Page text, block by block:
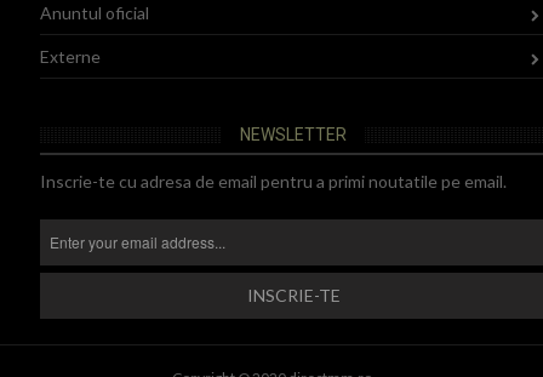
Anuntul oficial
Externe
NEWSLETTER
Inscrie-te cu adresa de email pentru a primi noutatile pe email.